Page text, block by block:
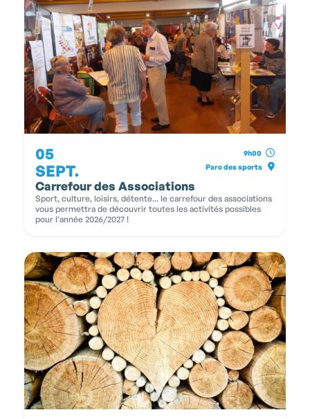
05
SEPT.
9h00
Parc des sports
Carrefour des Associations
Sport, culture, loisirs, détente... le carrefour des associations
vous permettra de découvrir toutes les activités possibles
pour l'année 2026/2027 !